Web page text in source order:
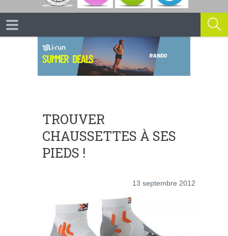
TROUVER
CHAUSSETTES À SES
PIEDS !
13 septembre 2012